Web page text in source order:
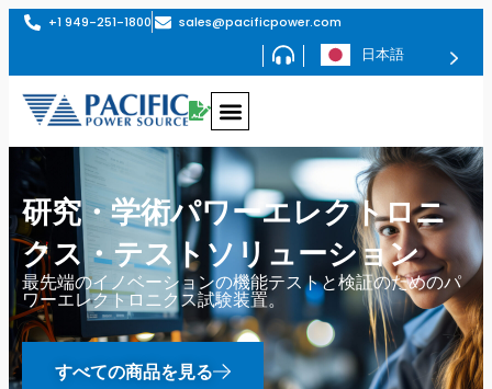
+1 949-251-1800 sales@pacificpower.com
日本語
研究・学術パワーエレクトロニ
クス・テストソリューション
最先端のイノベーションの機能テストと検証のためのパ
ワーエレクトロニクス試験装置。
すべての商品を見る